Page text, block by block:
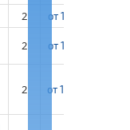
2 от13 850 ₽
2 от12 600 ₽
2 от14 600 ₽